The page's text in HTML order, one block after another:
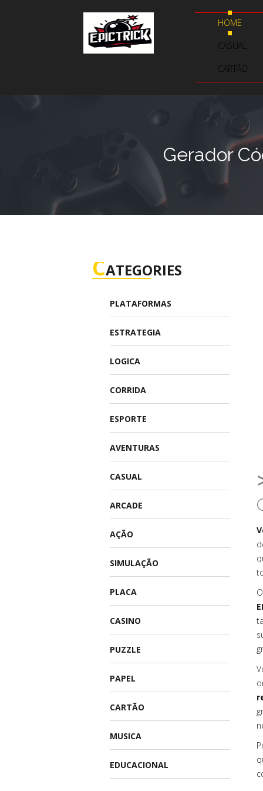
HOME
CASUAL
CARTÃO
Gerador
CATEGORIES
PLATAFORMAS
ESTRATEGIA
LOGICA
CORRIDA
ESPORTE
AVENTURAS
CASUAL
ARCADE
AÇÃO
SIMULAÇÃO
PLACA
CASINO
PUZZLE
PAPEL
CARTÃO
MUSICA
EDUCACIONAL